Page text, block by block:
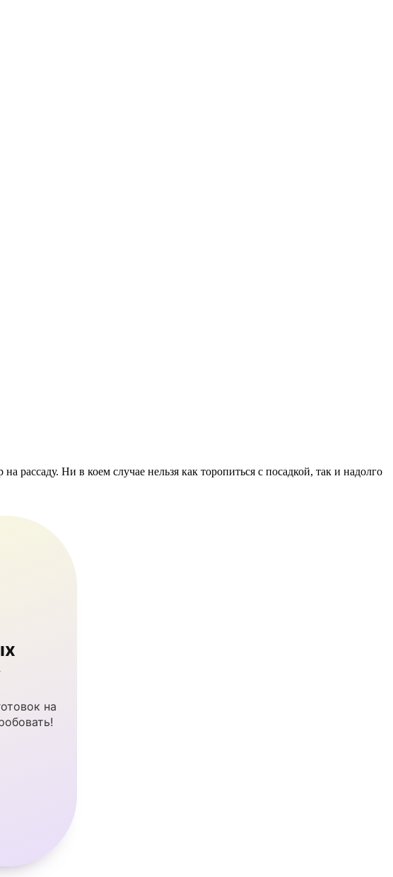
Ни в коем случае нельзя как торопиться с посадкой, так и надолго
на